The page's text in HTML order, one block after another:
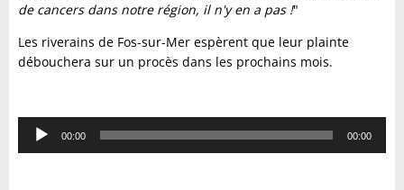
de cancers dans notre région, il n'y en a pas !"
Les riverains de Fos-sur-Mer espèrent que leur plainte
débouchera sur un procès dans les prochains mois.
Lecteur
audio
00:00 00:00